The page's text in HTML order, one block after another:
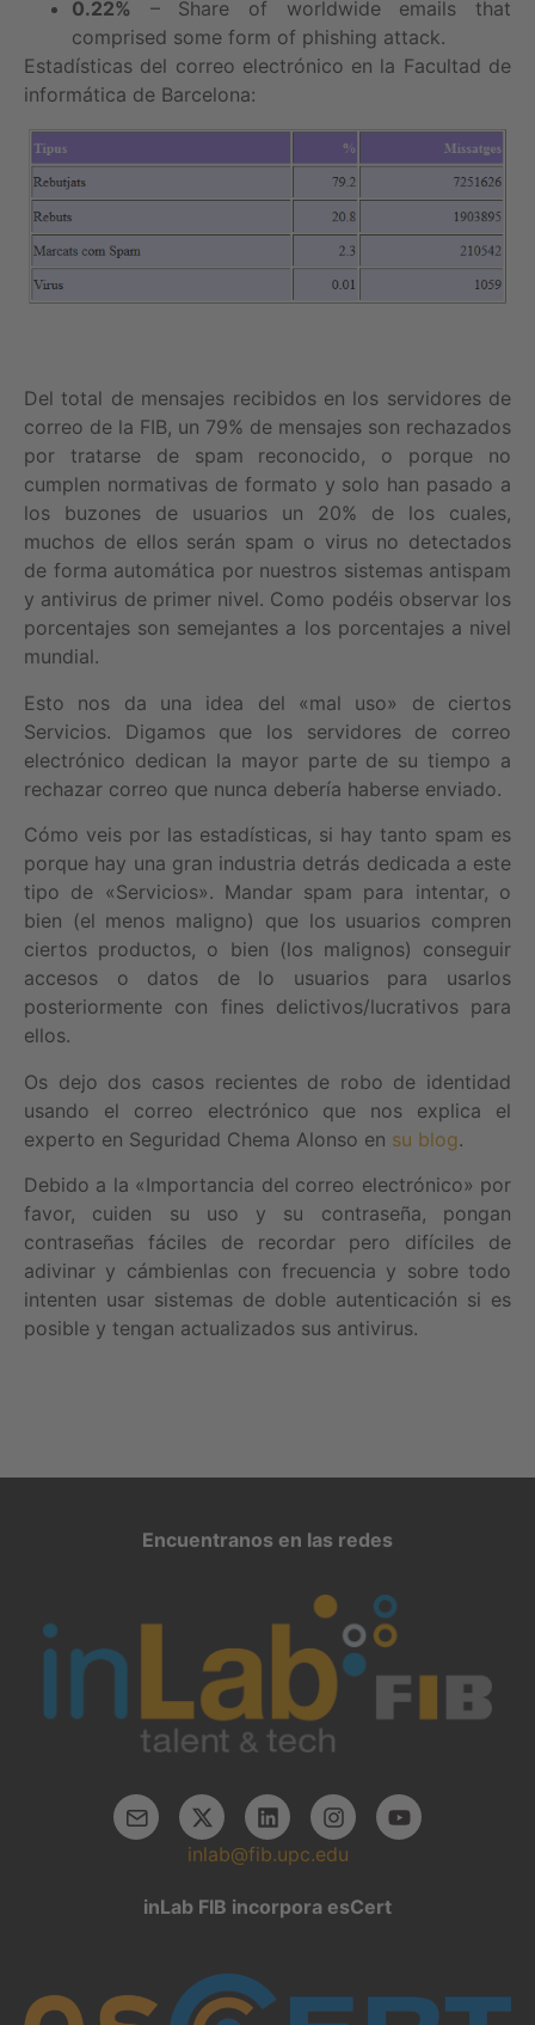
0.22% – Share of worldwide emails that
comprised some form of phishing attack.
Estadísticas del correo electrónico en la Facultad de
informática de Barcelona:
Del total de mensajes recibidos en los servidores de
correo de la FIB, un 79% de mensajes son rechazados
por tratarse de spam reconocido, o porque no
cumplen normativas de formato y solo han pasado a
los buzones de usuarios un 20% de los cuales,
muchos de ellos serán spam o virus no detectados
de forma automática por nuestros sistemas antispam
y antivirus de primer nivel. Como podéis observar los
porcentajes son semejantes a los porcentajes a nivel
mundial.
Esto nos da una idea del «mal uso» de ciertos
Servicios. Digamos que los servidores de correo
electrónico dedican la mayor parte de su tiempo a
rechazar correo que nunca debería haberse enviado.
Cómo veis por las estadísticas, si hay tanto spam es
porque hay una gran industria detrás dedicada a este
tipo de «Servicios». Mandar spam para intentar, o
bien (el menos maligno) que los usuarios compren
ciertos productos, o bien (los malignos) conseguir
accesos o datos de lo usuarios para usarlos
posteriormente con fines delictivos/lucrativos para
ellos.
Os dejo dos casos recientes de robo de identidad
usando el correo electrónico que nos explica el
experto en Seguridad Chema Alonso en su blog.
Debido a la «Importancia del correo electrónico» por
favor, cuiden su uso y su contraseña, pongan
contraseñas fáciles de recordar pero difíciles de
adivinar y cámbienlas con frecuencia y sobre todo
intenten usar sistemas de doble autenticación si es
posible y tengan actualizados sus antivirus.
Encuentranos en las redes
inlab@fib.upc.edu
inLab FIB incorpora esCert